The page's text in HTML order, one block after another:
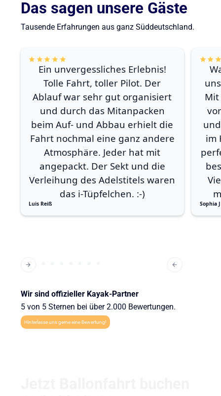
Das sagen unsere Gäste
Tausende Erfahrungen aus ganz Süddeutschland.
Ein unvergessliches Erlebnis!
Tolle Fahrt, toller Pilot. Der
Ablauf war sehr gut organisiert
und durch das Mitanpacken
beim Auf- und Abbau erhielt die
Fahrt nochmal eine ganz andere
Atmosphäre. Jeder hat mit
angepackt. Der Sekt und die
Verleihung des Adelstitels waren
das i-Tüpfelchen. :-)
Luis Reiß
im
Sophia J
Wir sind offizieller Kayak-Partner
5 von 5 Sternen bei über 2.000 Bewertungen.
Hinterlasse uns gerne eine Bewertung!